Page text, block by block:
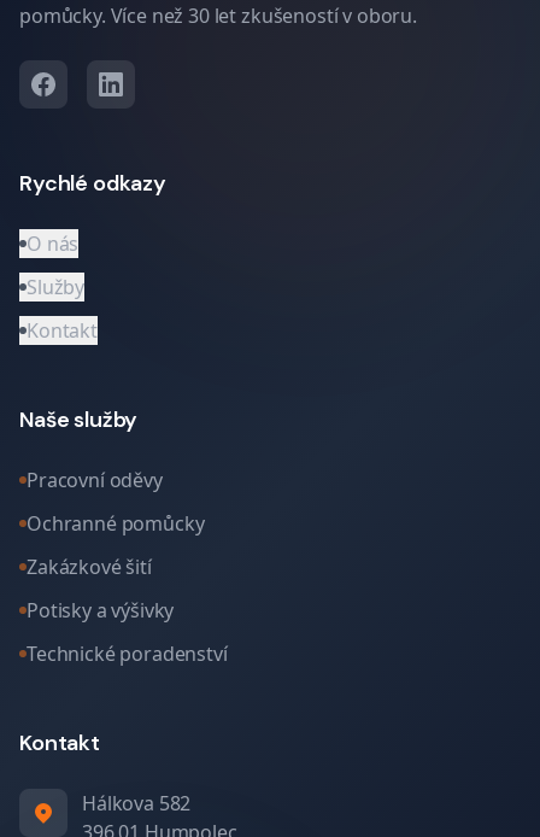
pomůcky. Více než 30 let zkušeností v oboru.
Rychlé odkazy
O nás
Služby
Kontakt
Naše služby
Pracovní oděvy
Ochranné pomůcky
Zakázkové šití
Potisky a výšivky
Technické poradenství
Kontakt
Hálkova 582